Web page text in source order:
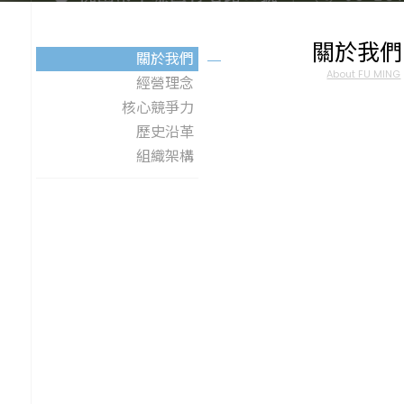
關於我們
經營理念
核心競爭力
歷史沿革
組織架構
關於我們
About FU MING